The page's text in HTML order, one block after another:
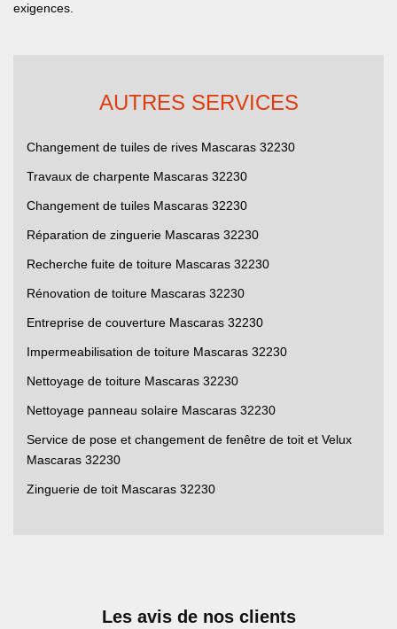
exigences.
AUTRES SERVICES
Changement de tuiles de rives Mascaras 32230
Travaux de charpente Mascaras 32230
Changement de tuiles Mascaras 32230
Réparation de zinguerie Mascaras 32230
Recherche fuite de toiture Mascaras 32230
Rénovation de toiture Mascaras 32230
Entreprise de couverture Mascaras 32230
Impermeabilisation de toiture Mascaras 32230
Nettoyage de toiture Mascaras 32230
Nettoyage panneau solaire Mascaras 32230
Service de pose et changement de fenêtre de toit et Velux
Mascaras 32230
Zinguerie de toit Mascaras 32230
Les avis de nos clients